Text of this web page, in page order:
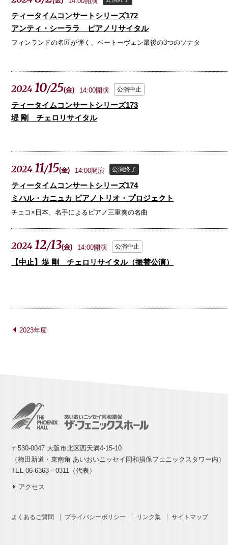
ティータイムコンサートシリーズ172
アンティ・シーララ ピアノリサイタル
フィンランドの名匠が弾く、ベートーヴェン最後の3つのソナタ
202410/25(金) 14:00開演 公演中止
ティータイムコンサートシリーズ173
堤 剛 チェロリサイタル
202411/15(金) 14:00開演 公演終了
ティータイムコンサートシリーズ174
ミハル・カニュカ ピアノトリオ・プロジェクト
チェコ×日本、名手によるピアノ三重奏の名曲
202412/13(金) 14:00開演 公演中止
【中止】堤 剛 チェロリサイタル（振替公演）
2023年度
〒530-0047 大阪市北区西天満4-15-10
（梅田新道・東南角 あいおいニッセイ同和損保フェニックスタワー内）
TEL 06-6363－0311（代表）
アクセス
よくあるご質問 プライバシーポリシー リンク集 サイトマップ